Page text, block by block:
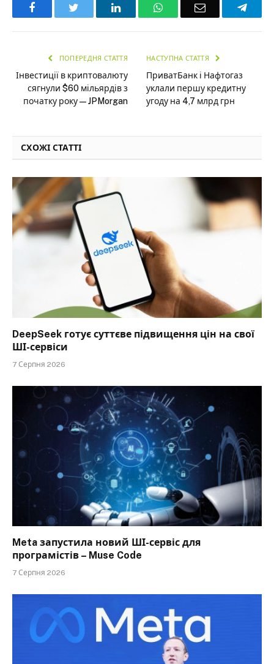
Facebook LinkedInWhatsAppEmail
ПОПЕРЕДНЯ СТАТТЯ
Інвестиції в криптовалюту
сягнули $60 мільярдів з
початку року — JPMorgan
НАСТУПНА СТАТТЯ
ПриватБанк і Нафтогаз
уклали першу кредитну
угоду на 4,7 млрд грн
СХОЖІ СТАТТІ
DeepSeek готує суттєве підвищення цін на свої
ШІ-сервіси
7 Серпня 2026
Meta запустила новий ШІ-сервіс для
програмістів – Muse Code
7 Серпня 2026